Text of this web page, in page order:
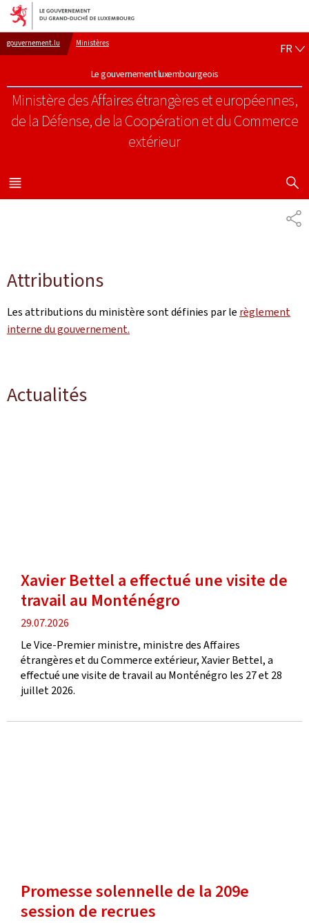
Aller au menu principal
Aller au contenu
gouvernement.lu Ministères
Le gouvernement luxembourgeois
Ministère des Affaires étrangères et européennes,
de la Défense, de la Coopération et du Commerce
extérieur
FR
MENU
PRINCIPAL
Attributions
Les attributions du ministère sont définies par le règlement
interne du gouvernement.
Actualités
Xavier Bettel a effectué une visite de
travail au Monténégro
date
de
publication
29.07.2026
Le Vice-Premier ministre, ministre des Affaires
étrangères et du Commerce extérieur, Xavier Bettel, a
effectué une visite de travail au Monténégro les 27 et 28
juillet 2026.
Promesse solennelle de la 209e
session de recrues